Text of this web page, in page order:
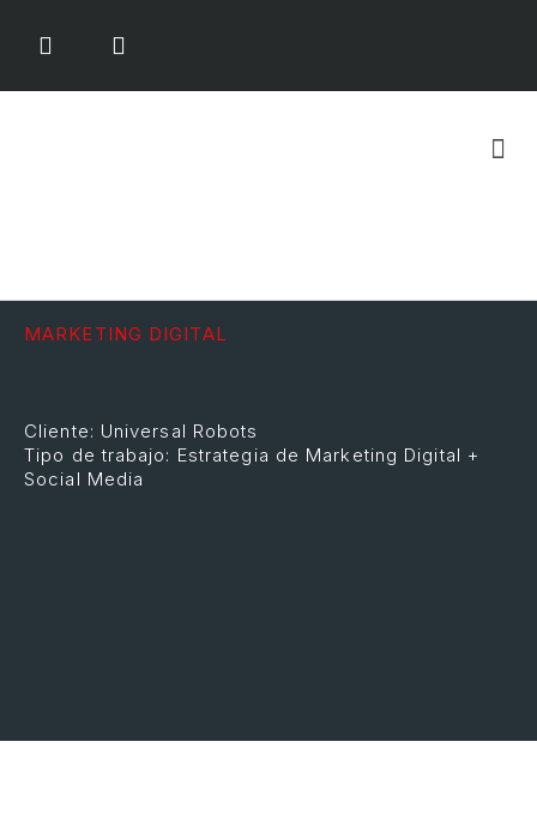
MARKETING DIGITAL
Cliente: Universal Robots
Tipo de trabajo: Estrategia de Marketing Digital +
Social Media